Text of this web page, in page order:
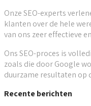
Onze SEO-experts
klanten over de hele
van ons zeer effectieve
Ons SEO-proces is
zoals die door Google
duurzame resultaten op
Recente berichten